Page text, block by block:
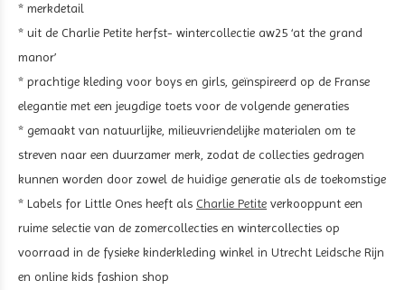
* merkdetail
* uit de Charlie Petite herfst- wintercollectie aw25 ‘at the grand
manor’
* prachtige kleding voor boys en girls, geïnspireerd op de Franse
elegantie met een jeugdige toets voor de volgende generaties
* gemaakt van natuurlijke, milieuvriendelijke materialen om te
streven naar een duurzamer merk, zodat de collecties gedragen
kunnen worden door zowel de huidige generatie als de toekomstige
* Labels for Little Ones heeft als Charlie Petite verkooppunt een
ruime selectie van de zomercollecties en wintercollecties op
voorraad in de fysieke kinderkleding winkel in Utrecht Leidsche Rijn
en online kids fashion shop